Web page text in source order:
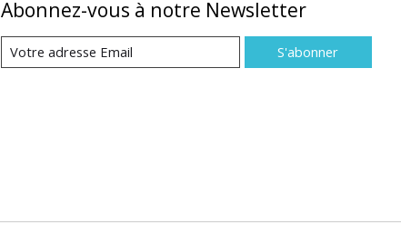
Abonnez-vous à notre Newsletter
S'abonner